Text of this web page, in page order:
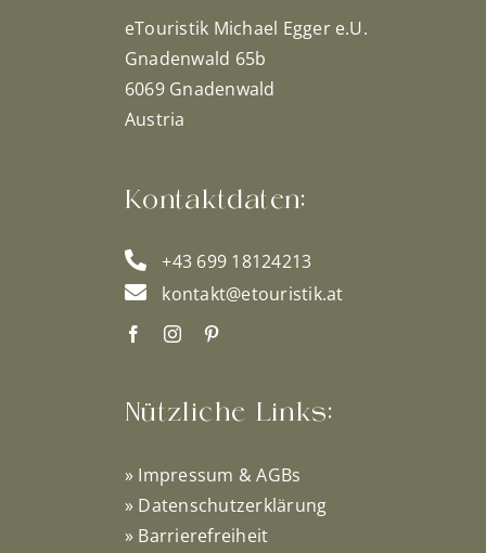
eTouristik Michael Egger e.U.
Gnadenwald 65b
6069 Gnadenwald
Austria
Kontaktdaten:
+43 699 18124213
kontakt@etouristik.at
Nützliche Links:
» Impressum & AGBs
» Datenschutzerklärung
» Barrierefreiheit